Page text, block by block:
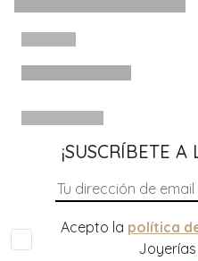
¡SUSCRÍBETE
Acepto la política